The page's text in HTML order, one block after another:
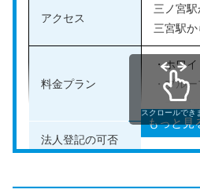
アクセス
三ノ宮
三宮駅
料金プラン
・ホワ
・ブル
・オレ
法人登記の可否 可能
スクロールでき
もっと見